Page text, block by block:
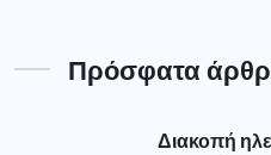
Πρόσφατα
Διακοπή